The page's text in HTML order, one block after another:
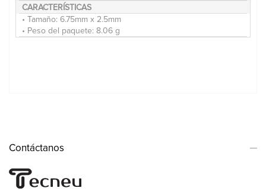
CARACTERÍSTICAS
• Tamaño: 6.75mm x 2.5mm
• Peso del paquete: 8.06 g
Contáctanos